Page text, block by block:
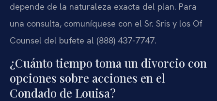
depende de la naturaleza exacta del plan. Para
una consulta, comuníquese con el Sr. Sris y los Of
Counsel del bufete al (888) 437-7747.
¿Cuánto tiempo toma un divorcio con
opciones sobre acciones en el
Condado de Louisa?